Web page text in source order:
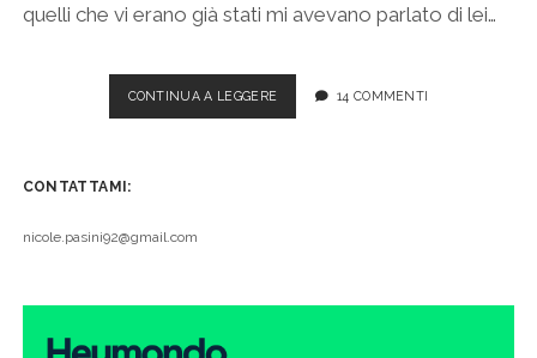
quelli che vi erano già stati mi avevano parlato di lei…
CONTINUA A LEGGERE TORINO,
INFORMAZIONI
14 COMMENTI
CONTATTAMI:
nicole.pasini92@gmail.com